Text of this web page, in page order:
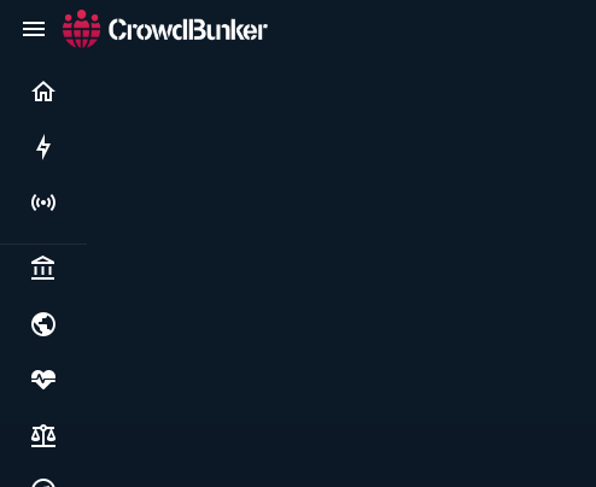
Live
Politics & institutions
Society, justice & freedoms